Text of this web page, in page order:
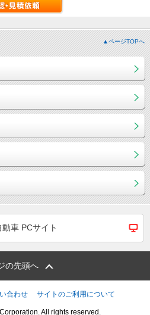
▲ページTOPへ
動車 PCサイト
の先頭へ
合わせ サイトのご利用について
All rights reserved.